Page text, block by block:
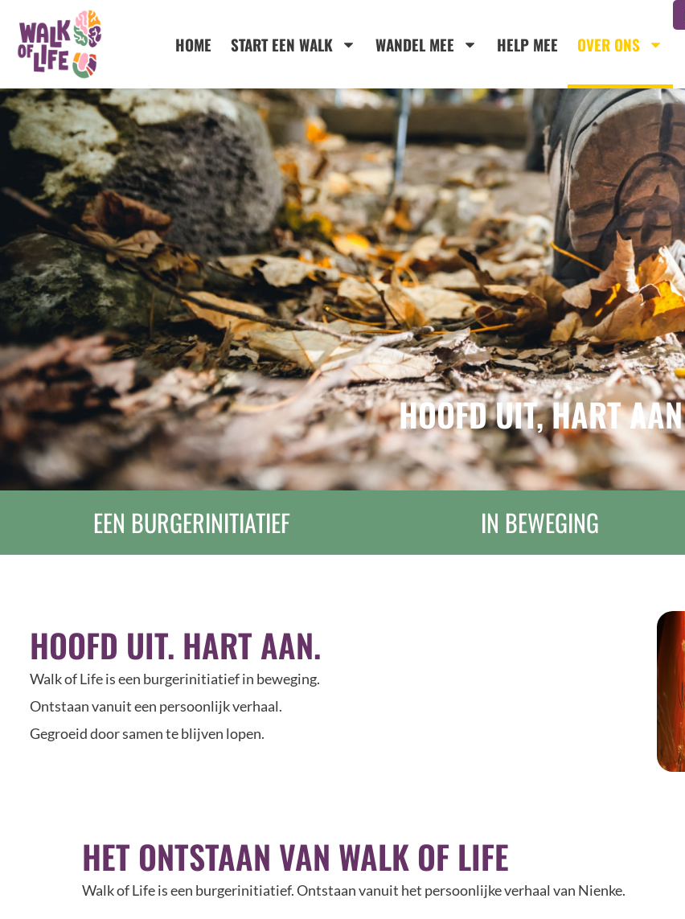
inhoud
HOME START EEN WALK WANDEL MEE HELP MEE OVER ONS
HOOFD UIT, HART AAN
EEN BURGERINITIATIEF IN BEWEGING
HOOFD UIT. HART AAN.
Walk of Life is een burgerinitiatief in beweging.
Ontstaan vanuit een persoonlijk verhaal.
Gegroeid door samen te blijven lopen.
HET ONTSTAAN VAN WALK OF LIFE
Walk of Life is een burgerinitiatief. Ontstaan vanuit het persoonlijke verhaal van Nienke.